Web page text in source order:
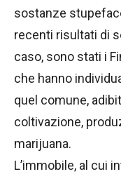
sostanze
recenti risultati di
caso, sono stati i
che hanno
quel comune,
coltivazione,
marijuana.
L’immobile, al cui